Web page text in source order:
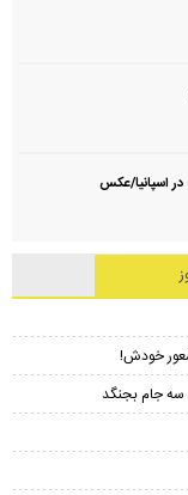
در اسپانیا/عکس
شعور خودش!
سه جام بجنگد